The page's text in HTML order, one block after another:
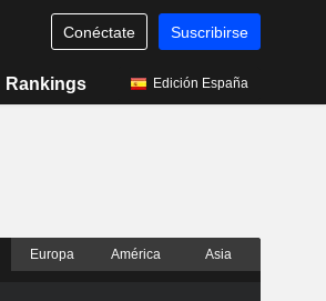
Conéctate Suscribirse
Rankings Edición España
Europa América Asia